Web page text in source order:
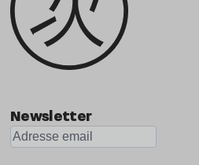
Newsletter